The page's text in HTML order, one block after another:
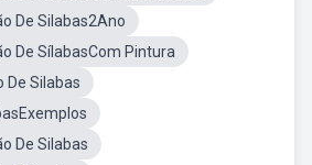
De Silabas2Ano
De SílabasCom Pintura
De Silabas
De Silabas